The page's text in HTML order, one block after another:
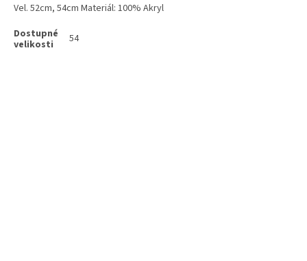
Vel. 52cm, 54cm Materiál: 100% Akryl
54